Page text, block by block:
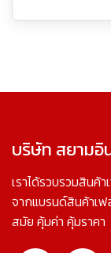
บริษัท สยามอิ
เราได้รวบรวมสินค้
จากแบรนด์สินค้าเ
สมัย คุ้มค่า คุ้มราคา